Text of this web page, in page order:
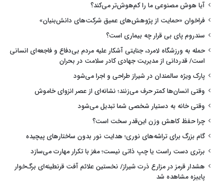
آیا هوش مصنوعی ما را کم‌هوش‌تر می‌کند؟
فراخوان «حمایت از پژوهش‌های عمیق شرکت‌های دانش‌بنیان»
سندروم پای بی قرار چه بیماری است؟
حمله به ورزشگاه لامرد، جنایتی آشکار علیه مردم بی‌دفاع و فاجعه‌ای انسانی
است/ قدردانی از مدیریت جهادی کادر سلامت در بحران
پارک ویژه سالمندان در شیراز طراحی و اجرا می‌شود
وقتی انسان‌ها کمتر حرف می‌زنند؛ نشانه‌ای از عصر انزوای خاموش
وقتی خانه به دستیار شخصی شما تبدیل می‌شود
چرا حفظ کاهش وزن این‌قدر سخت است؟
گام بزرگ برای تراشه‌های نوری؛ هدایت نور بدون ساختارهای پیچیده
برتری دست راست یا چپ ذاتی نیست؛ مغز با تکرار مهارت می‌سازد
هشدار قرمز در مزارع ذرت شیراز/ نخستین علائم آفت قرنطینه‌ای برگ‌خوار
پاییزه مشاهده شد